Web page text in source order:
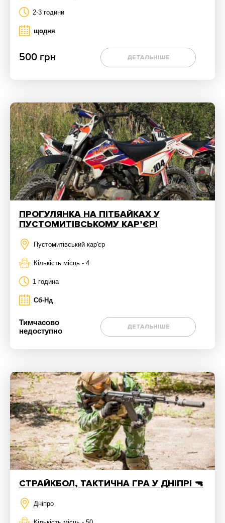
2-3 години
щодня
500 грн ДЕТАЛЬНІШЕ
ПРОГУЛЯНКА НА ПІТБАЙКАХ У
ПУСТОМИТІВСЬКОМУ КАР’ЄРІ
Пустомитівський кар'єр
Кількість місць - 4
1 година
Сб-Нд
Тимчасово
недоступно
ДЕТАЛЬНІШЕ
СТРАЙКБОЛ, ТАКТИЧНА ГРА У ДНІПРІ 🔫
Дніпро